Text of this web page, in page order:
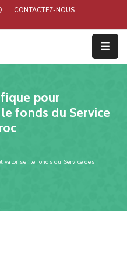
CONTACTEZ-NOUS
pour
fonds du Service
le fonds du Service des